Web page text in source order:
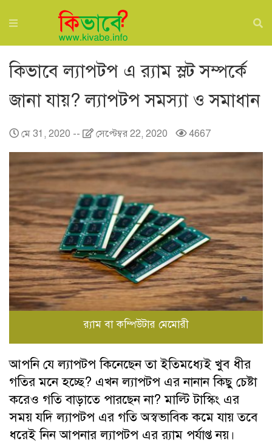
কিভাবে ল্যাপটপ এ র‍্যাম স্লট সম্পর্কে
জানা যায়? ল্যাপটপ সমস্যা ও সমাধান
মে 31, 2020 -- সেপ্টেম্বর 22, 2020 4667
র‍্যাম বা কম্পিউটার মেমোরী
আপনি যে ল্যাপটপ কিনেছেন তা ইতিমধ্যেই খুব ধীর
গতির মনে হচ্ছে? এখন ল্যাপটপ এর নানান কিছু চেষ্টা
করেও গতি বাড়াতে পারছেন না? মাল্টি টাস্কিং এর
সময় যদি ল্যাপটপ এর গতি অস্বভাবিক কমে যায় তবে
ধরেই নিন আপনার ল্যাপটপ এর র‍্যাম পর্যাপ্ত নয়।